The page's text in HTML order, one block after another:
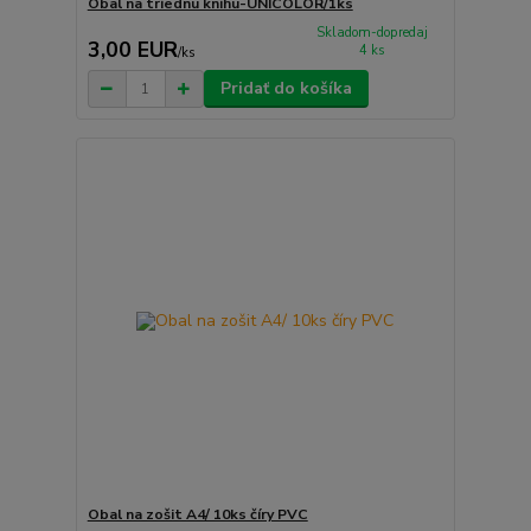
3,00 EUR/ks
Skladom-dopredaj
4 ks
Pridať do košíka
Obal na zošit A4/ 10ks číry PVC